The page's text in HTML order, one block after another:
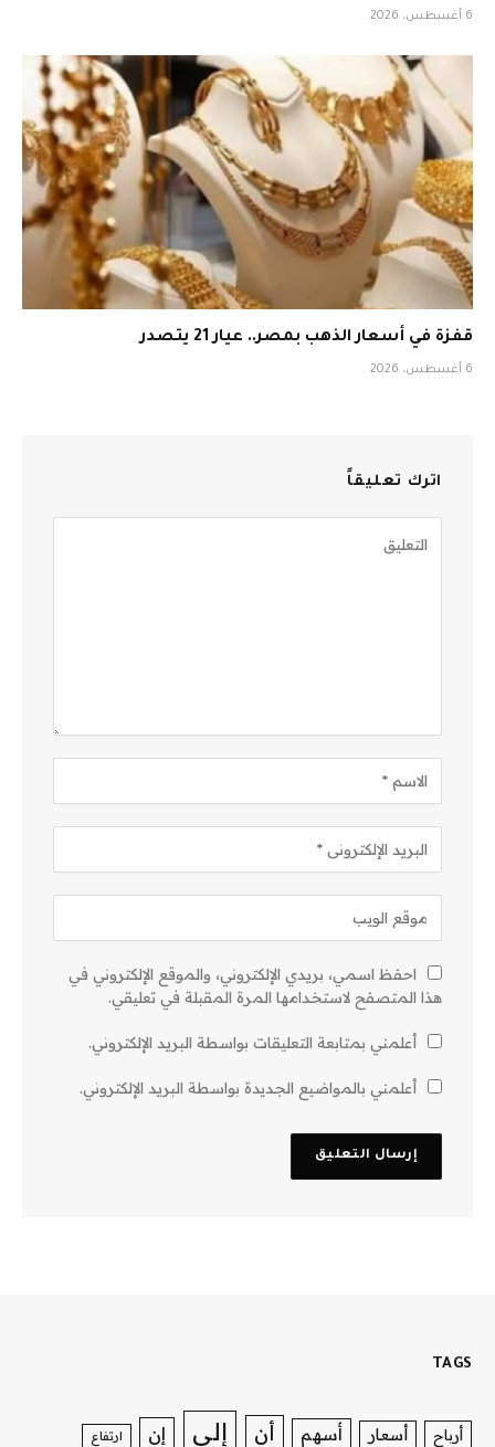
6 أغسطس، 2026
قفزة في أسعار الذهب بمصر.. عيار 21 يتصدر
6 أغسطس، 2026
اترك تعليقاً
احفظ اسمي، بريدي الإلكتروني، والموقع الإلكتروني في
هذا المتصفح لاستخدامها المرة المقبلة في تعليقي.
أعلمني بمتابعة التعليقات بواسطة البريد الإلكتروني.
أعلمني بالمواضيع الجديدة بواسطة البريد الإلكتروني.
TAGS
أرباح أسعار أسهم أن إلى إن ارتفاع